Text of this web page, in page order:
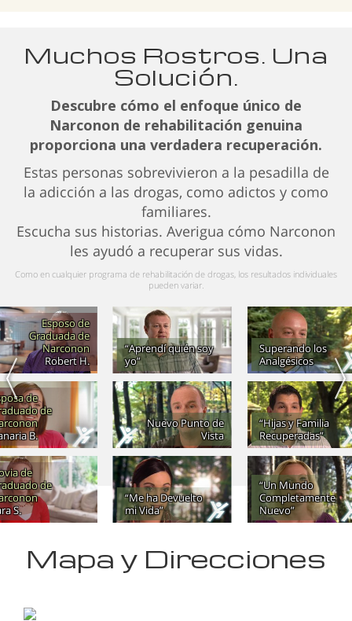
Muchos Rostros. Una
Solución.
Descubre cómo el enfoque único de
Narconon de rehabilitación genuina
proporciona una verdadera recuperación.
Estas personas sobrevivieron a la pesadilla de
la adicción a las drogas, como adictos y como
familiares.
Escucha sus historias. Averigua cómo Narconon
les ayudó a recuperar sus vidas.
Como en cualquier programa de rehabilitación de drogas, los resultados individuales
pueden variar.
Esposo de
Graduada de
Narconon
Robert H.
de
de
B.
de
de
S.
“Aprendí quién soy
yo”
Nuevo Punto de
Vista
“Me ha Devuelto
mi Vida”
Superando los
Analgésicos
“Hijas y Familia
Recuperadas”
“Un Mundo
Completamente
Nuevo”
Mapa y Direcciones